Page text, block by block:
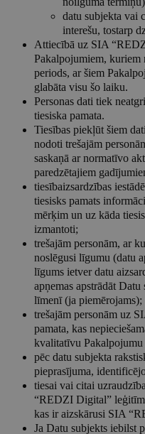
datu subjekta vai
interešu, tostarp
Attiecībā uz SIA
Pakalpojumiem, kuriem
periods, ar šiem
glabāta visu šo laiku.
Personas dati tiek
tiesiska pamata.
Tiesības piekļūt šiem
nodoti trešajām
saskaņā ar normatīvo
paredzētajiem
tiesībaizsardzības
tiesisks pamats
mērķim un uz kāda
izmantoti;
trešajām personām, ar
noslēgusi līgumu (datu
līgums ietver datu
apņemas apstrādāt
līmenī (ja piemērojams);
trešajām personām uz
pamata, kas
kvalitatīvu Pakalpojumu
pēc datu subjekta
pieprasījuma,
tiesai vai citai
“REDZI Digital”
kas ir aizskārusi SIA
Ja Datu subjekts iebilst